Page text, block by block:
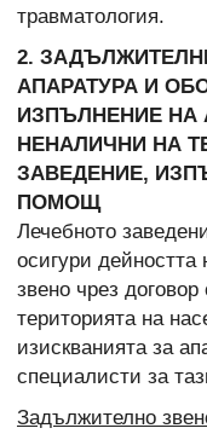
травматология.
2.
АПАРАТУРА И
ИЗПЪЛНЕНИЕ НА
НЕНАЛИЧНИ НА
ЗАВЕДЕНИЕ,
ПОМОЩ
Лечебното
осигури дейността
звено чрез
територията на
изискванията за
специалисти за
Задължително